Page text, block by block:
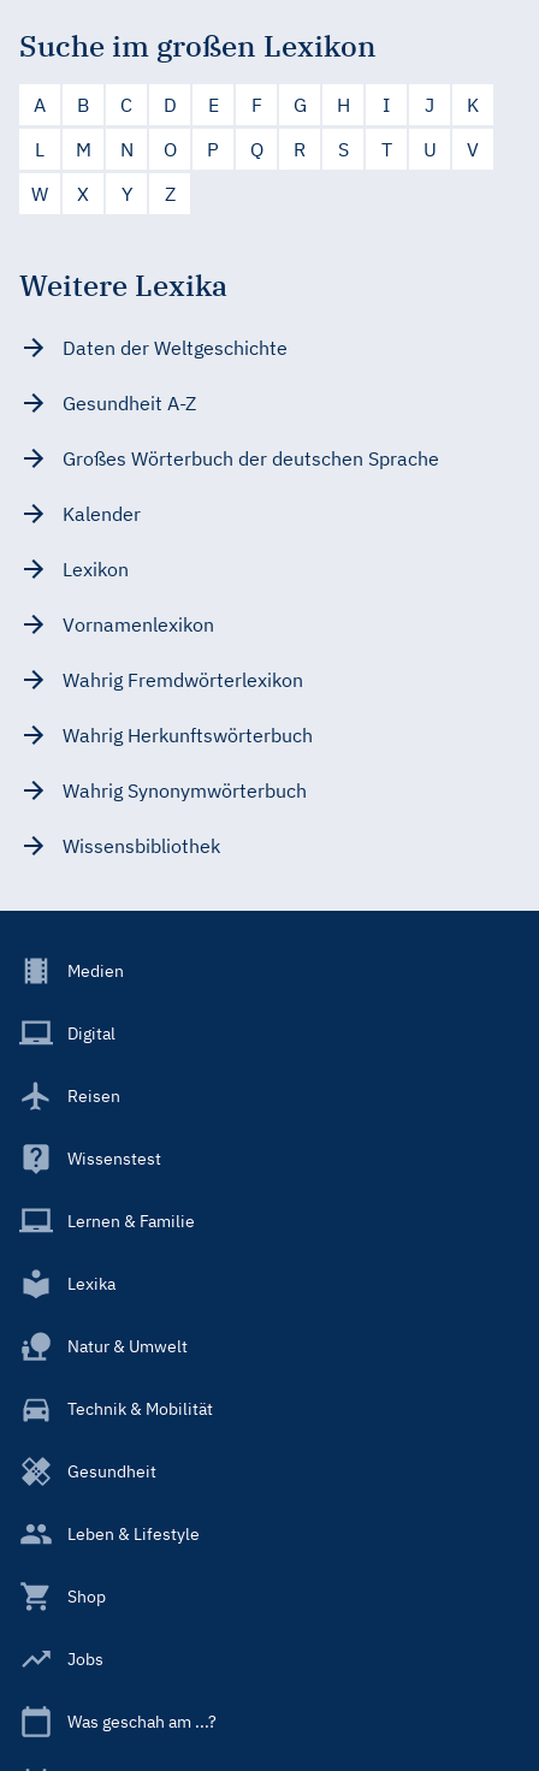
Suche im großen Lexikon
A B C D E F G H I J
K
L
M N O P Q R S T U
V
W
X Y Z
Weitere Lexika
Daten der Weltgeschichte
Gesundheit A-Z
Großes Wörterbuch der deutschen Sprache
Kalender
Lexikon
Vornamenlexikon
Wahrig Fremdwörterlexikon
Wahrig Herkunftswörterbuch
Wahrig Synonymwörterbuch
Wissensbibliothek
Footer
Main
Medien
Digital
Reisen
Wissenstest
Lernen & Familie
Lexika
Natur & Umwelt
Technik & Mobilität
Gesundheit
Leben & Lifestyle
Shop
Jobs
Was geschah am ...?